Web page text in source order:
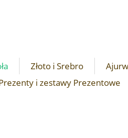
Złoto i Srebro
i zestawy Prezentowe